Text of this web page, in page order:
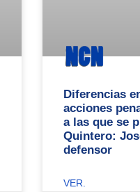
Diferencias
acciones
a las que se
Quintero:
defensor
VER.